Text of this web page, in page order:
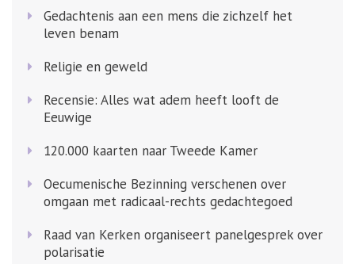
Gedachtenis aan een mens die zichzelf het
leven benam
Religie en geweld
Recensie: Alles wat adem heeft looft de
Eeuwige
120.000 kaarten naar Tweede Kamer
Oecumenische Bezinning verschenen over
omgaan met radicaal-rechts gedachtegoed
Raad van Kerken organiseert panelgesprek over
polarisatie